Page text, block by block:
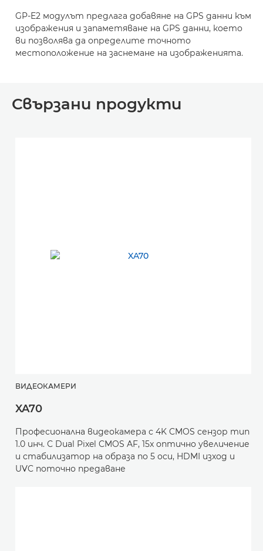
GP-E2 модулът предлага добавяне на GPS данни към
изображения и запаметяване на GPS данни, което
ви позволява да определите точното
местоположение на заснемане на изображенията.
Свързани продукти
ВИДЕОКАМЕРИ
XA70
Професионална видеокамера с 4K CMOS сензор тип
1.0 инч. С Dual Pixel CMOS AF, 15x оптично увеличение
и стабилизатор на образа по 5 оси, HDMI изход и
UVC поточно предаване